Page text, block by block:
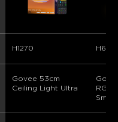
H1270
Govee 53cm
Ceiling Light Ultra